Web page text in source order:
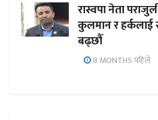
रास्वपा नेता
कुलमान र
बढ्छौँ
8 MONTHS पहिले